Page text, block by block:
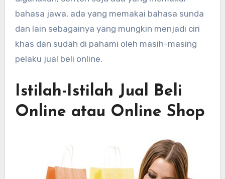
bahasa jawa, ada yang memakai bahasa sunda
dan lain sebagainya yang mungkin menjadi ciri
khas dan sudah di pahami oleh masih-masing
pelaku jual beli online.
Istilah-Istilah Jual Beli
Online atau Online Shop